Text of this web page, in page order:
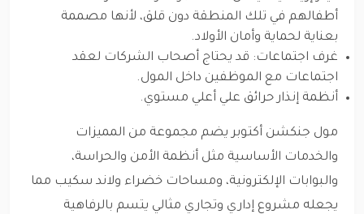
أطفالهم في تلك المنطقة دون قلق، لأنها مصممة
بعناية لحماية وأمان الأولاد.
غرف اجتماعات: قد يحتاج أصحاب الشركات لعقد
اجتماعات مع الموظفين داخل المول.
أنظمة إنذار حرائق علي أعلي مستوي.
مول جنكشن أكتوبر يضم مجموعة من المميزات
والخدمات الأساسية مثل أنظمة الأمن والحراسة،
والبوابات الإلكترونية، ومساحات خضراء ولاند سكيب مما
يجعله مشروع إداري وتجاري مثالي يتسم بالرفاهية